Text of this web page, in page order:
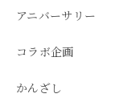
アニバーサリー
コラボ企画
かんざし